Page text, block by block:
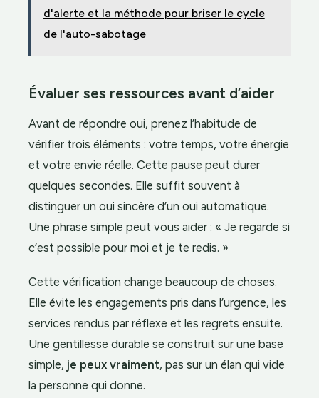
d'alerte et la méthode pour briser le cycle
de l'auto-sabotage
Évaluer ses ressources avant d’aider
Avant de répondre oui, prenez l’habitude de
vérifier trois éléments : votre temps, votre énergie
et votre envie réelle. Cette pause peut durer
quelques secondes. Elle suffit souvent à
distinguer un oui sincère d’un oui automatique.
Une phrase simple peut vous aider : « Je regarde si
c’est possible pour moi et je te redis. »
Cette vérification change beaucoup de choses.
Elle évite les engagements pris dans l’urgence, les
services rendus par réflexe et les regrets ensuite.
Une gentillesse durable se construit sur une base
simple, je peux vraiment, pas sur un élan qui vide
la personne qui donne.